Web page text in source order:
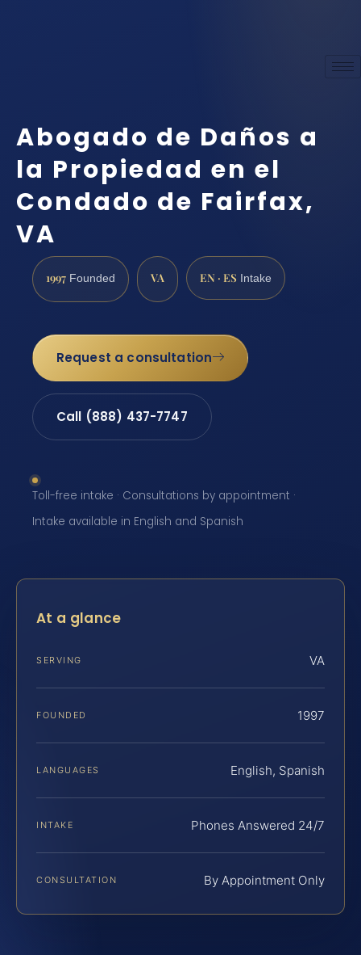
Abogado de Daños a
la Propiedad en el
Condado de Fairfax,
VA
1997 Founded VA EN · ES Intake
Request a consultation
Call (888) 437-7747
Toll-free intake · Consultations by appointment ·
Intake available in English and Spanish
At a glance
SERVING VA
FOUNDED 1997
LANGUAGES English, Spanish
INTAKE Phones Answered 24/7
CONSULTATION By Appointment Only